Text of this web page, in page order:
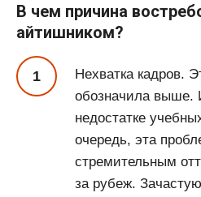
В чем причина
айтишником?
Нехватка кадров.
обозначила выше.
недостатке
очередь, эта
стремительным
за рубеж.